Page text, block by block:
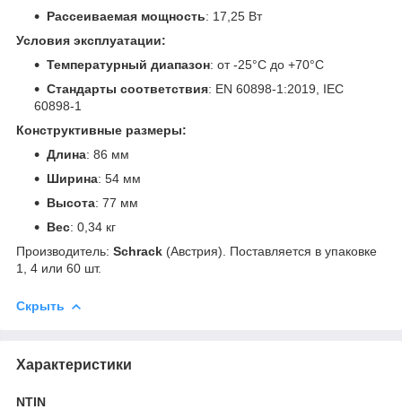
Рассеиваемая мощность: 17,25 Вт
Условия эксплуатации:
Температурный диапазон: от -25°C до +70°C
Стандарты соответствия: EN 60898-1:2019, IEC
60898-1
Конструктивные размеры:
Длина: 86 мм
Ширина: 54 мм
Высота: 77 мм
Вес: 0,34 кг
Производитель: Schrack (Австрия). Поставляется в упаковке
1, 4 или 60 шт.
Скрыть
Характеристики
NTIN